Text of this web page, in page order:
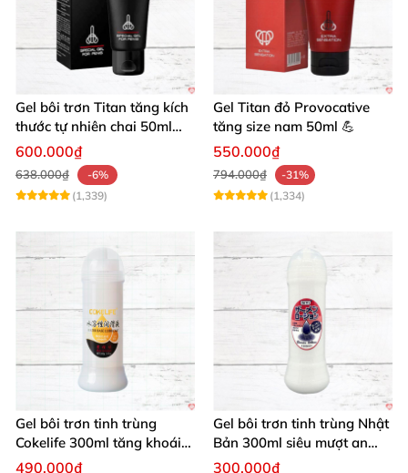
Gel bôi trơn Titan tăng kích
thước tự nhiên chai 50ml
siêu mạnh
600.000₫
638.000₫
-6%
(1,339)
Gel Titan đỏ Provocative
tăng size nam 50ml 💪
550.000₫
794.000₫
-31%
(1,334)
Gel bôi trơn tinh trùng
Cokelife 300ml tăng khoái
cảm, an toàn
490.000₫
Gel bôi trơn tinh trùng Nhật
Bản 300ml siêu mượt an
toàn cho yêu
300.000₫